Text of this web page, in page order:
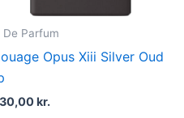
De Parfum
Opus Xiii Silver Oud
kr.